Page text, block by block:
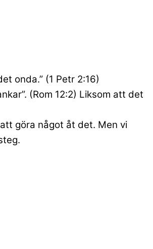
onda.” (1 Petr 2:16)
(Rom 12:2) Liksom att det
göra något åt det. Men vi